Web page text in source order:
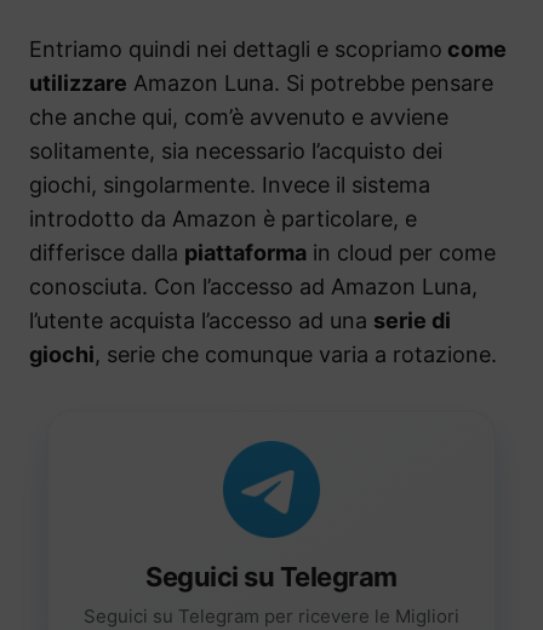
Entriamo quindi nei dettagli e scopriamo come
utilizzare Amazon Luna. Si potrebbe pensare
che anche qui, com’è avvenuto e avviene
solitamente, sia necessario l’acquisto dei
giochi, singolarmente. Invece il sistema
introdotto da Amazon è particolare, e
differisce dalla piattaforma in cloud per come
conosciuta. Con l’accesso ad Amazon Luna,
l’utente acquista l’accesso ad una serie di
giochi, serie che comunque varia a rotazione.
Seguici su Telegram
Seguici su Telegram per ricevere le Migliori